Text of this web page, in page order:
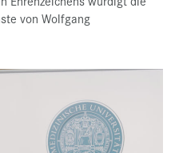
von Wolfgang